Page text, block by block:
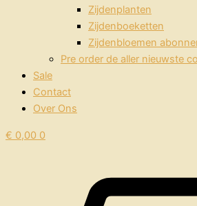
Zijdenplanten
Zijdenboeketten
Zijdenbloemen
Pre order de aller nieuwste
Sale
Contact
Over Ons
€ 0,00 0